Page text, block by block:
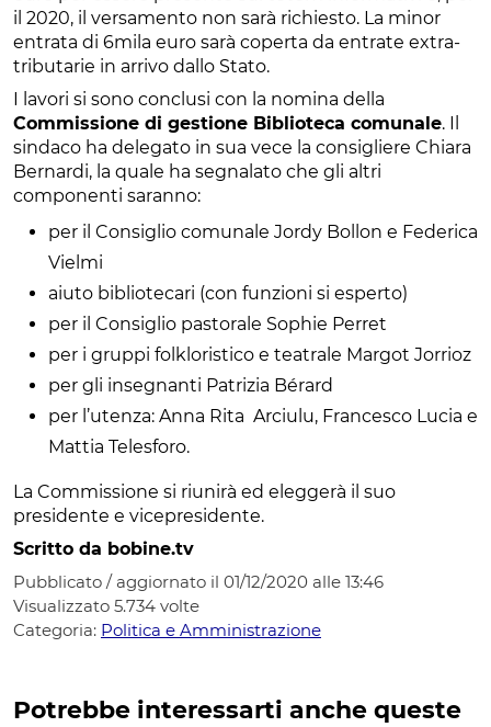
il 2020, il versamento non sarà richiesto. La minor
entrata di 6mila euro sarà coperta da entrate extra-
tributarie in arrivo dallo Stato.
I lavori si sono conclusi con la nomina della
Commissione di gestione Biblioteca comunale. Il
sindaco ha delegato in sua vece la consigliere Chiara
Bernardi, la quale ha segnalato che gli altri
componenti saranno:
per il Consiglio comunale Jordy Bollon e Federica
Vielmi
aiuto bibliotecari (con funzioni si esperto)
per il Consiglio pastorale Sophie Perret
per i gruppi folkloristico e teatrale Margot Jorrioz
per gli insegnanti Patrizia Bérard
per l’utenza: Anna Rita Arciulu, Francesco Lucia e
Mattia Telesforo.
La Commissione si riunirà ed eleggerà il suo
presidente e vicepresidente.
Scritto da bobine.tv
Pubblicato / aggiornato il 01/12/2020 alle 13:46
Visualizzato 5.734 volte
Categoria: Politica e Amministrazione
Potrebbe interessarti anche queste